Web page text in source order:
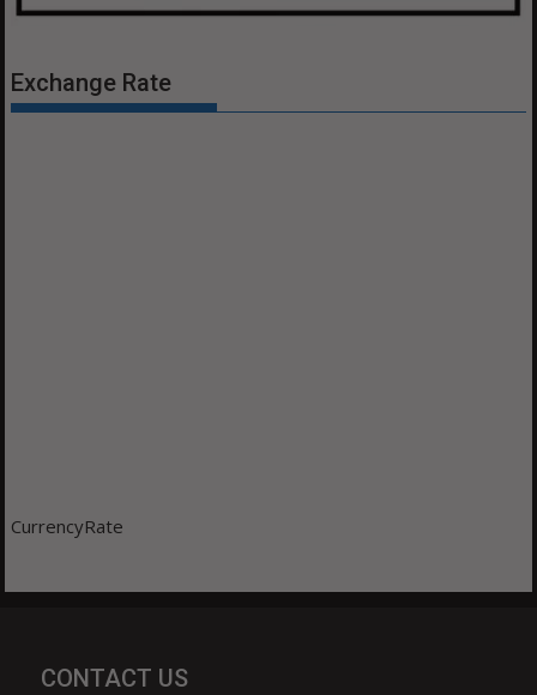
Exchange Rate
CurrencyRate
CONTACT US